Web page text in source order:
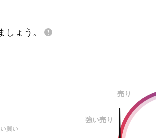
ょう。
買い
売り
強い売り